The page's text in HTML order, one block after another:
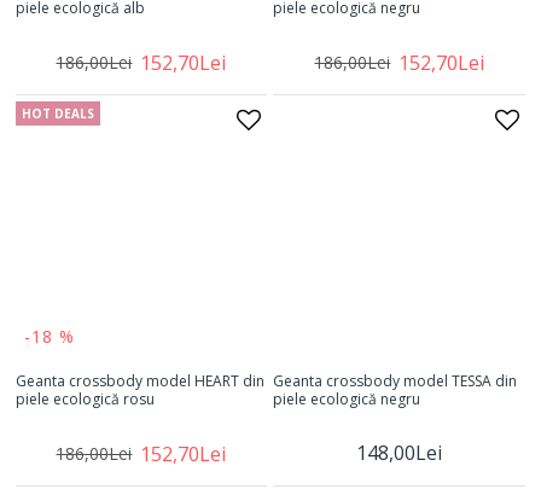
piele ecologică alb
152,70Lei
186,00Lei
piele ecologică negru
152,70Lei
186,00Lei
HOT DEALS
-18 %
Geanta crossbody model HEART din
piele ecologică rosu
152,70Lei
186,00Lei
Geanta crossbody model TESSA din
piele ecologică negru
148,00Lei